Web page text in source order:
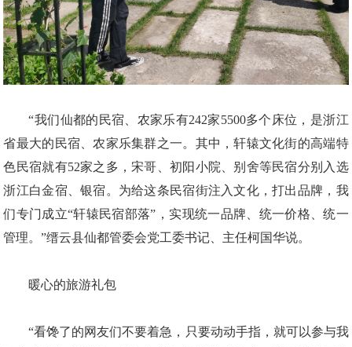
“我们仙都的民宿、农家乐有242家5500多个床位，是浙江
省最大的民宿、农家乐集群之一。其中，轩辕文化街的高端特
色民宿就有52家之多，宋哥、初阳小院、别舍等民宿分别入选
浙江白金宿、银宿。为给这条民宿街注入文化，打出品牌，我
们专门成立“轩辕民宿部落”，实现统一品牌、统一价格、统一
管理。”缙云县仙都管委会党工委书记、主任柯国华说。
暖心的旅游礼包
“看馋了的网友们不要着急，只要动动手指，就可以参与我